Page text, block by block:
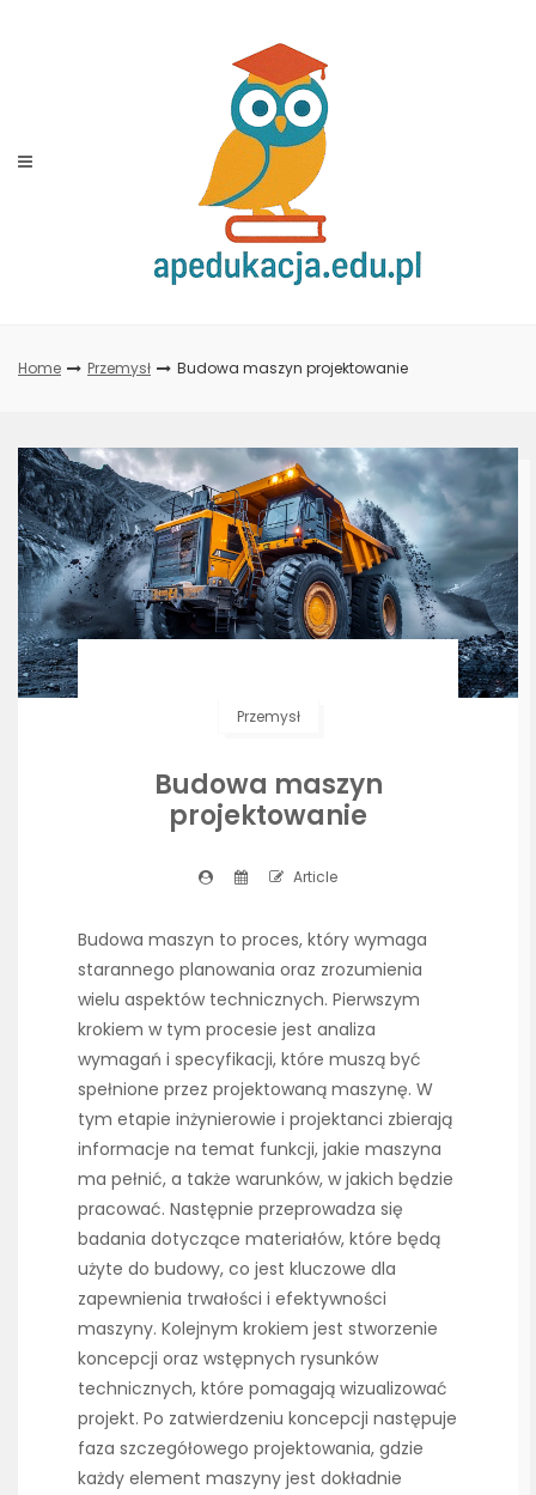
Home Przemysł Budowa maszyn projektowanie
Przemysł
Budowa maszyn
projektowanie
Article
Budowa maszyn to proces, który wymaga
starannego planowania oraz zrozumienia
wielu aspektów technicznych. Pierwszym
krokiem w tym procesie jest analiza
wymagań i specyfikacji, które muszą być
spełnione przez projektowaną maszynę. W
tym etapie inżynierowie i projektanci zbierają
informacje na temat funkcji, jakie maszyna
ma pełnić, a także warunków, w jakich będzie
pracować. Następnie przeprowadza się
badania dotyczące materiałów, które będą
użyte do budowy, co jest kluczowe dla
zapewnienia trwałości i efektywności
maszyny. Kolejnym krokiem jest stworzenie
koncepcji oraz wstępnych rysunków
technicznych, które pomagają wizualizować
projekt. Po zatwierdzeniu koncepcji następuje
faza szczegółowego projektowania, gdzie
każdy element maszyny jest dokładnie